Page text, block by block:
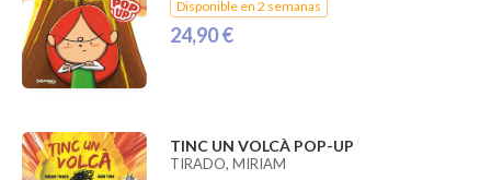
Disponible en 2 semanas
24,90 €
TINC UN VOLCÀ POP-UP
TIRADO, MIRIAM